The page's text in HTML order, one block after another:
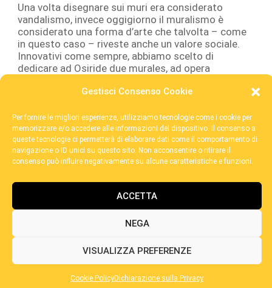
Gestisci Consenso Cookie
Per fornire le migliori esperienze, utilizziamo tecnologie come i cookie per
memorizzare e/o accedere alle informazioni del dispositivo. Il consenso a
queste tecnologie ci permetterà di elaborare dati come il comportamento di
navigazione o ID unici su questo sito. Non acconsentire o ritirare il
consenso può influire negativamente su alcune caratteristiche e funzioni.
ACCETTA
NEGA
VISUALIZZA PREFERENZE
Cookie PolicyDichiarazione sulla Privacy
Una volta disegnare sui muri era considerato
vandalismo, invece oggigiorno il muralismo è
considerato una forma d’arte che talvolta – come
in questo caso – riveste anche un valore sociale.
Innovativi come sempre, abbiamo scelto di
dedicare ad Osiride due murales, ad opera
POWERED BY:
segr@fondazionebrovedani.it